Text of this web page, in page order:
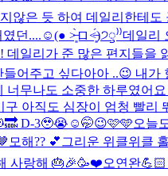
않은 듯 하여 데일리한테도
였던....☺(● ˃̶͈̀ロ˂̶͈́)੭ꠥ⁾⁾️데일리
일리가 준 많은 편지들을
어주고 싶다아아 ..😉 내가
무나도 소중한 하루였어
아직도 심장이 엄청 빨리
D-3🥹😭☺️🤭😉🩷🩵오늘
모해?? 💕 그리운 위클위클
사랑해 🎂🎉🥳❤️오연완